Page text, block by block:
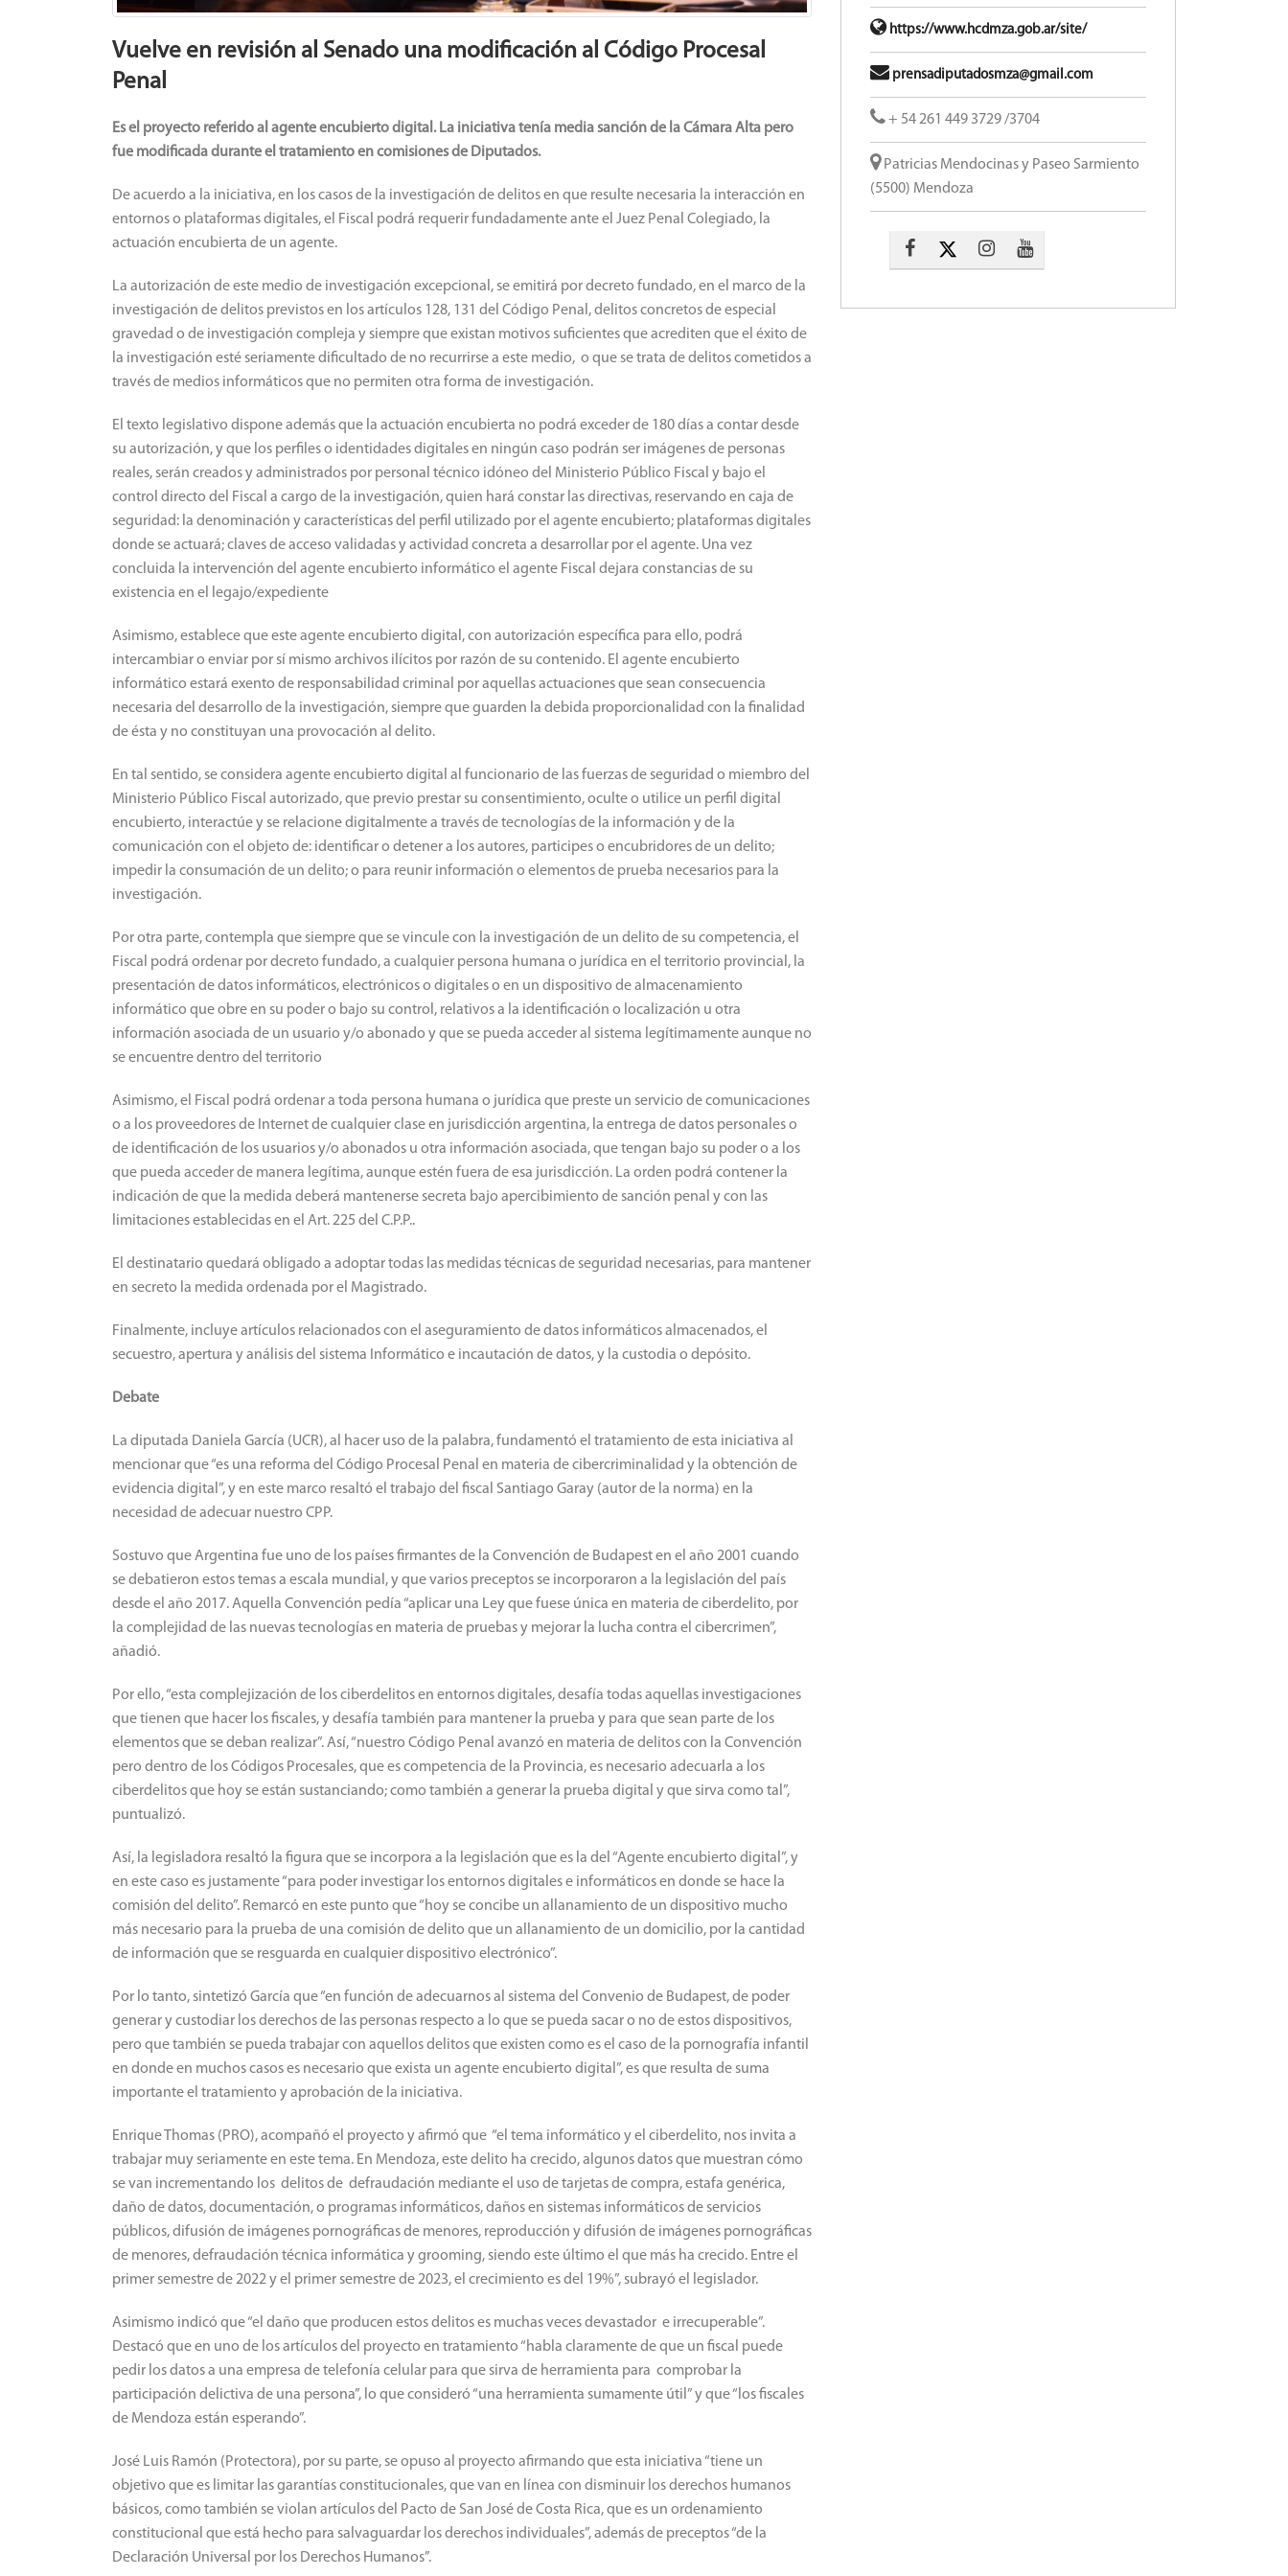
Vuelve en revisión al Senado una modificación al Código Procesal
Penal
Es el proyecto referido al agente encubierto digital. La iniciativa tenía media sanción de la Cámara Alta pero
fue modificada durante el tratamiento en comisiones de Diputados.
De acuerdo a la iniciativa, en los casos de la investigación de delitos en que resulte necesaria la interacción en
entornos o plataformas digitales, el Fiscal podrá requerir fundadamente ante el Juez Penal Colegiado, la
actuación encubierta de un agente.
La autorización de este medio de investigación excepcional, se emitirá por decreto fundado, en el marco de la
investigación de delitos previstos en los artículos 128, 131 del Código Penal, delitos concretos de especial
gravedad o de investigación compleja y siempre que existan motivos suficientes que acrediten que el éxito de
la investigación esté seriamente dificultado de no recurrirse a este medio, o que se trata de delitos cometidos a
través de medios informáticos que no permiten otra forma de investigación.
El texto legislativo dispone además que la actuación encubierta no podrá exceder de 180 días a contar desde
su autorización, y que los perfiles o identidades digitales en ningún caso podrán ser imágenes de personas
reales, serán creados y administrados por personal técnico idóneo del Ministerio Público Fiscal y bajo el
control directo del Fiscal a cargo de la investigación, quien hará constar las directivas, reservando en caja de
seguridad: la denominación y características del perfil utilizado por el agente encubierto; plataformas digitales
donde se actuará; claves de acceso validadas y actividad concreta a desarrollar por el agente. Una vez
concluida la intervención del agente encubierto informático el agente Fiscal dejara constancias de su
existencia en el legajo/expediente
Asimismo, establece que este agente encubierto digital, con autorización específica para ello, podrá
intercambiar o enviar por sí mismo archivos ilícitos por razón de su contenido. El agente encubierto
informático estará exento de responsabilidad criminal por aquellas actuaciones que sean consecuencia
necesaria del desarrollo de la investigación, siempre que guarden la debida proporcionalidad con la finalidad
de ésta y no constituyan una provocación al delito.
En tal sentido, se considera agente encubierto digital al funcionario de las fuerzas de seguridad o miembro del
Ministerio Público Fiscal autorizado, que previo prestar su consentimiento, oculte o utilice un perfil digital
encubierto, interactúe y se relacione digitalmente a través de tecnologías de la información y de la
comunicación con el objeto de: identificar o detener a los autores, participes o encubridores de un delito;
impedir la consumación de un delito; o para reunir información o elementos de prueba necesarios para la
investigación.
Por otra parte, contempla que siempre que se vincule con la investigación de un delito de su competencia, el
Fiscal podrá ordenar por decreto fundado, a cualquier persona humana o jurídica en el territorio provincial, la
presentación de datos informáticos, electrónicos o digitales o en un dispositivo de almacenamiento
informático que obre en su poder o bajo su control, relativos a la identificación o localización u otra
información asociada de un usuario y/o abonado y que se pueda acceder al sistema legítimamente aunque no
se encuentre dentro del territorio
Asimismo, el Fiscal podrá ordenar a toda persona humana o jurídica que preste un servicio de comunicaciones
o a los proveedores de Internet de cualquier clase en jurisdicción argentina, la entrega de datos personales o
de identificación de los usuarios y/o abonados u otra información asociada, que tengan bajo su poder o a los
que pueda acceder de manera legítima, aunque estén fuera de esa jurisdicción. La orden podrá contener la
indicación de que la medida deberá mantenerse secreta bajo apercibimiento de sanción penal y con las
limitaciones establecidas en el Art. 225 del C.P.P..
El destinatario quedará obligado a adoptar todas las medidas técnicas de seguridad necesarias, para mantener
en secreto la medida ordenada por el Magistrado.
Finalmente, incluye artículos relacionados con el aseguramiento de datos informáticos almacenados, el
secuestro, apertura y análisis del sistema Informático e incautación de datos, y la custodia o depósito.
Debate
La diputada Daniela García (UCR), al hacer uso de la palabra, fundamentó el tratamiento de esta iniciativa al
mencionar que “es una reforma del Código Procesal Penal en materia de cibercriminalidad y la obtención de
evidencia digital”, y en este marco resaltó el trabajo del fiscal Santiago Garay (autor de la norma) en la
necesidad de adecuar nuestro CPP.
Sostuvo que Argentina fue uno de los países firmantes de la Convención de Budapest en el año 2001 cuando
se debatieron estos temas a escala mundial, y que varios preceptos se incorporaron a la legislación del país
desde el año 2017. Aquella Convención pedía “aplicar una Ley que fuese única en materia de ciberdelito, por
la complejidad de las nuevas tecnologías en materia de pruebas y mejorar la lucha contra el cibercrimen”,
añadió.
Por ello, “esta complejización de los ciberdelitos en entornos digitales, desafía todas aquellas investigaciones
que tienen que hacer los fiscales, y desafía también para mantener la prueba y para que sean parte de los
elementos que se deban realizar”. Así, “nuestro Código Penal avanzó en materia de delitos con la Convención
pero dentro de los Códigos Procesales, que es competencia de la Provincia, es necesario adecuarla a los
ciberdelitos que hoy se están sustanciando; como también a generar la prueba digital y que sirva como tal”,
puntualizó.
Así, la legisladora resaltó la figura que se incorpora a la legislación que es la del “Agente encubierto digital”, y
en este caso es justamente “para poder investigar los entornos digitales e informáticos en donde se hace la
comisión del delito”. Remarcó en este punto que “hoy se concibe un allanamiento de un dispositivo mucho
más necesario para la prueba de una comisión de delito que un allanamiento de un domicilio, por la cantidad
de información que se resguarda en cualquier dispositivo electrónico”.
Por lo tanto, sintetizó García que “en función de adecuarnos al sistema del Convenio de Budapest, de poder
generar y custodiar los derechos de las personas respecto a lo que se pueda sacar o no de estos dispositivos,
pero que también se pueda trabajar con aquellos delitos que existen como es el caso de la pornografía infantil
en donde en muchos casos es necesario que exista un agente encubierto digital”, es que resulta de suma
importante el tratamiento y aprobación de la iniciativa.
Enrique Thomas (PRO), acompañó el proyecto y afirmó que “el tema informático y el ciberdelito, nos invita a
trabajar muy seriamente en este tema. En Mendoza, este delito ha crecido, algunos datos que muestran cómo
se van incrementando los delitos de defraudación mediante el uso de tarjetas de compra, estafa genérica,
daño de datos, documentación, o programas informáticos, daños en sistemas informáticos de servicios
públicos, difusión de imágenes pornográficas de menores, reproducción y difusión de imágenes pornográficas
de menores, defraudación técnica informática y grooming, siendo este último el que más ha crecido. Entre el
primer semestre de 2022 y el primer semestre de 2023, el crecimiento es del 19%”, subrayó el legislador.
Asimismo indicó que “el daño que producen estos delitos es muchas veces devastador e irrecuperable”.
Destacó que en uno de los artículos del proyecto en tratamiento “habla claramente de que un fiscal puede
pedir los datos a una empresa de telefonía celular para que sirva de herramienta para comprobar la
participación delictiva de una persona”, lo que consideró “una herramienta sumamente útil” y que “los fiscales
de Mendoza están esperando”.
José Luis Ramón (Protectora), por su parte, se opuso al proyecto afirmando que esta iniciativa “tiene un
objetivo que es limitar las garantías constitucionales, que van en línea con disminuir los derechos humanos
básicos, como también se violan artículos del Pacto de San José de Costa Rica, que es un ordenamiento
constitucional que está hecho para salvaguardar los derechos individuales”, además de preceptos “de la
Declaración Universal por los Derechos Humanos”.
https://www.hcdmza.gob.ar/site/
prensadiputadosmza@gmail.com
+ 54 261 449 3729 /3704
Patricias Mendocinas y Paseo Sarmiento
(5500) Mendoza